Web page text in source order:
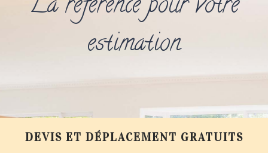
estimation
DEVIS ET DÉPLACEMENT GRATUITS